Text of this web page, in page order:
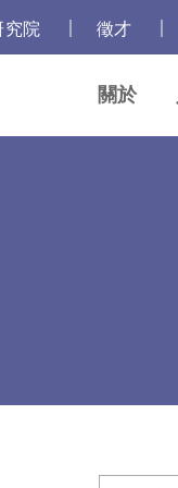
究院 徵才
關於